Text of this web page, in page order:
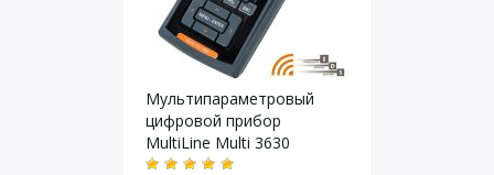
Мультипараметровый
цифровой прибор
MultiLine Multi 3630